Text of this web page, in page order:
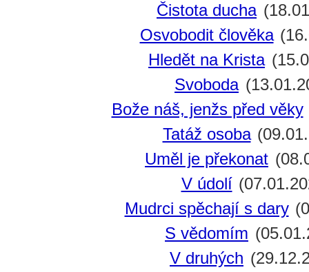
Čistota ducha
Osvobodit člověka
Hledět na Krista
Svoboda
Bože náš, jenžs před věky
Tatáž osoba
Uměl je překonat
V údolí
Mudrci spěchají s dary
S vědomím
V druhých